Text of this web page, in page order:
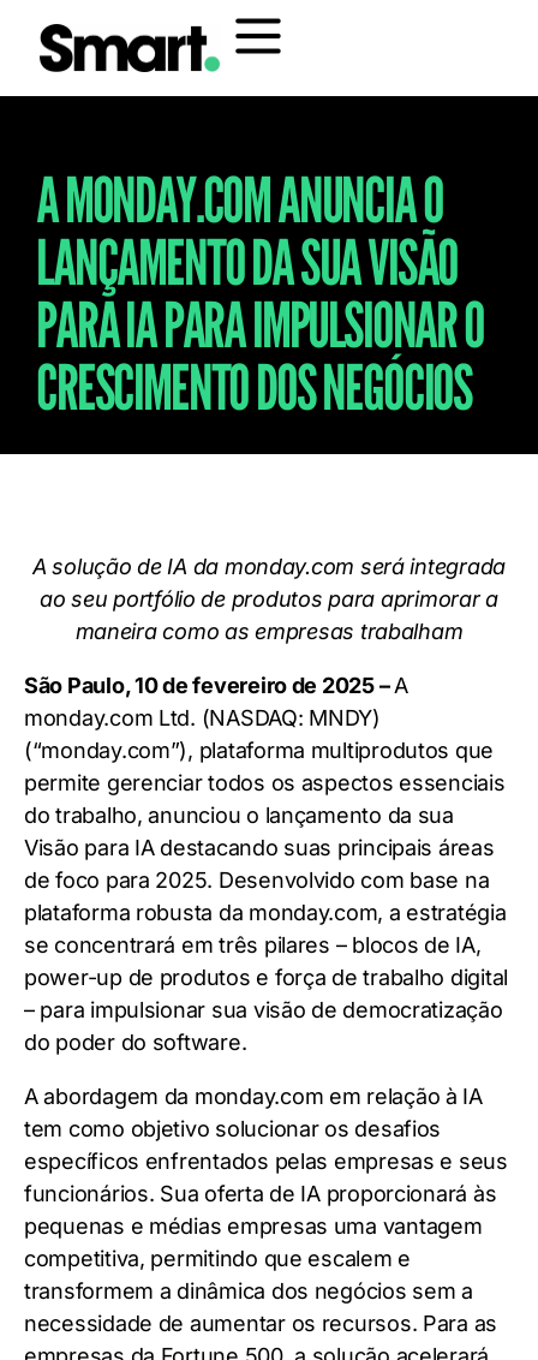
A MONDAY.COM ANUNCIA O
LANÇAMENTO DA SUA VISÃO
PARA IA PARA IMPULSIONAR O
CRESCIMENTO DOS NEGÓCIOS
A solução de IA da monday.com será integrada
ao seu portfólio de produtos para aprimorar a
maneira como as empresas trabalham
São Paulo, 10 de fevereiro de 2025 –A
monday.com Ltd. (NASDAQ: MNDY)
(“monday.com”), plataforma multiprodutos que
permite gerenciar todos os aspectos essenciais
do trabalho, anunciou o lançamento da sua
Visão para IA destacando suas principais áreas
de foco para 2025. Desenvolvido com base na
plataforma robusta da monday.com, a estratégia
se concentrará em três pilares – blocos de IA,
power-up de produtos e força de trabalho digital
– para impulsionar sua visão de democratização
do poder do software.
A abordagem da monday.com em relação à IA
tem como objetivo solucionar os desafios
específicos enfrentados pelas empresas e seus
funcionários. Sua oferta de IA proporcionará às
pequenas e médias empresas uma vantagem
competitiva, permitindo que escalem e
transformem a dinâmica dos negócios sem a
necessidade de aumentar os recursos. Para as